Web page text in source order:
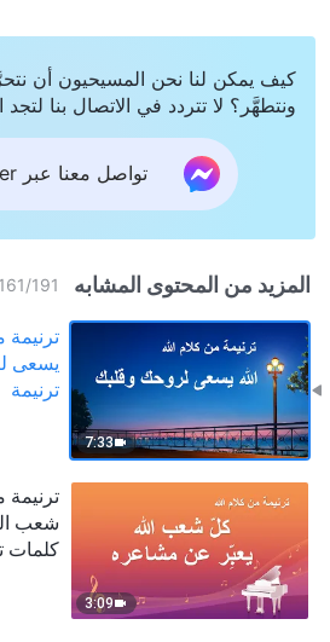
كيف يمكن لنا نحن المسيحيون أن
ونتطهَّر؟ لا تتردد في الاتصال بنا
تواصل معنا عبر Messenger
المزيد من المحتوى المشابه 161/191
7:33
ترنيمة
يسعى
ترنيمة
3:09
ترنيمة
شعب
كلمات